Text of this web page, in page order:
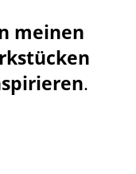
meinen
.